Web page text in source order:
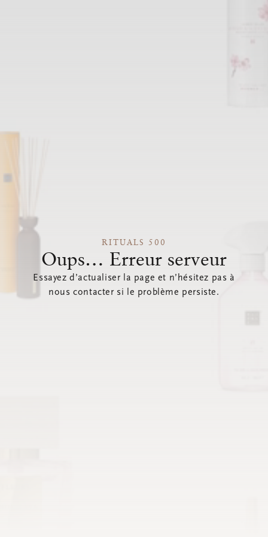
RITUALS 500
Oups… Erreur serveur
Essayez d’actualiser la page et n’hésitez pas à
nous contacter si le problème persiste.